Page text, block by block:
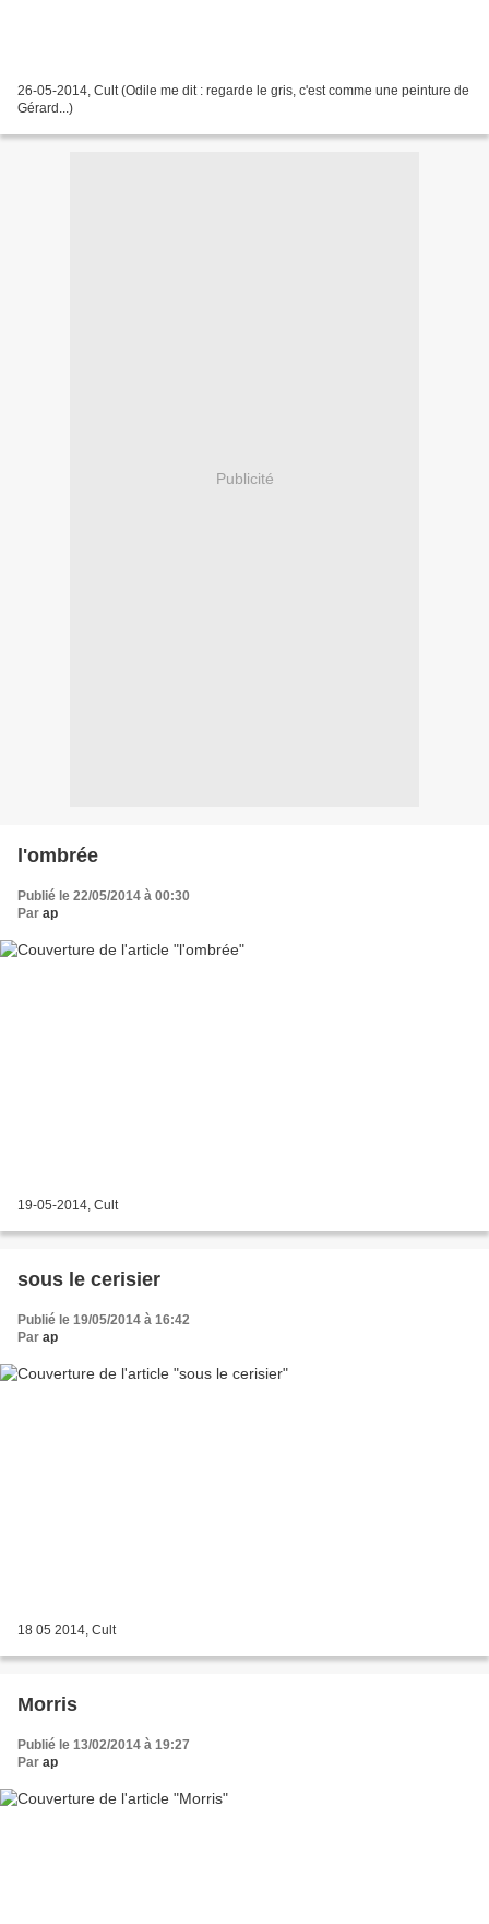
26-05-2014, Cult (Odile me dit : regarde le gris, c'est comme une peinture de
Gérard...)
Publicité
l'ombrée
Publié le 22/05/2014 à 00:30
Par ap
19-05-2014, Cult
sous le cerisier
Publié le 19/05/2014 à 16:42
Par ap
18 05 2014, Cult
Morris
Publié le 13/02/2014 à 19:27
Par ap